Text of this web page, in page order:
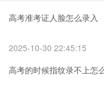
高考准考证人脸怎么录入
2025-10-30 22:45:15
高考的时候指纹录不上怎